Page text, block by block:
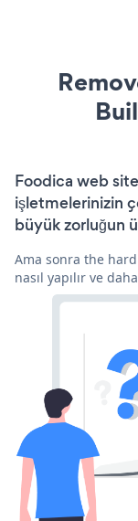
Foodica web
işletmelerinizin
büyük zorluğun
Ama sonra the
nasıl yapılır ve